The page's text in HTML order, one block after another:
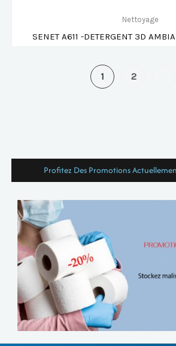
Nettoyage
SENET A611 -DETERGENT 3D
1 2
Profitez Des Promotions